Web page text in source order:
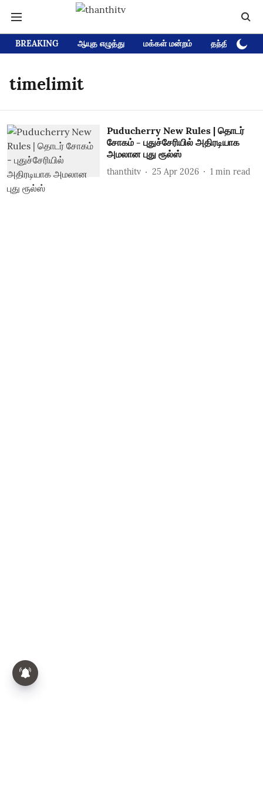
BREAKING ஆயுத எழுத்து மக்கள் மன்றம் தந்தி டிவி
timelimit
Puducherry New Rules | தொடர்
சோகம் - புதுச்சேரியில் அதிரடியாக
அமலான புது ரூல்ஸ்
thanthitv 25 Apr 2026 1 min read